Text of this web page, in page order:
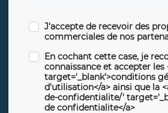
J'accepte de recevoir des
commerciales de nos
En cochant cette case, je
connaissance et accepter les
target='_blank'>conditions
d'utilisation</a> ainsi que la
de-confidentialite/'
de confidentialite</a>